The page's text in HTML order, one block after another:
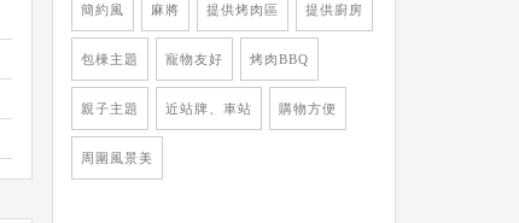
簡約風 麻將 提供烤肉區 提供廚房
包棟主題 寵物友好 烤肉BBQ
親子主題 近站牌、車站 購物方便
周圍風景美